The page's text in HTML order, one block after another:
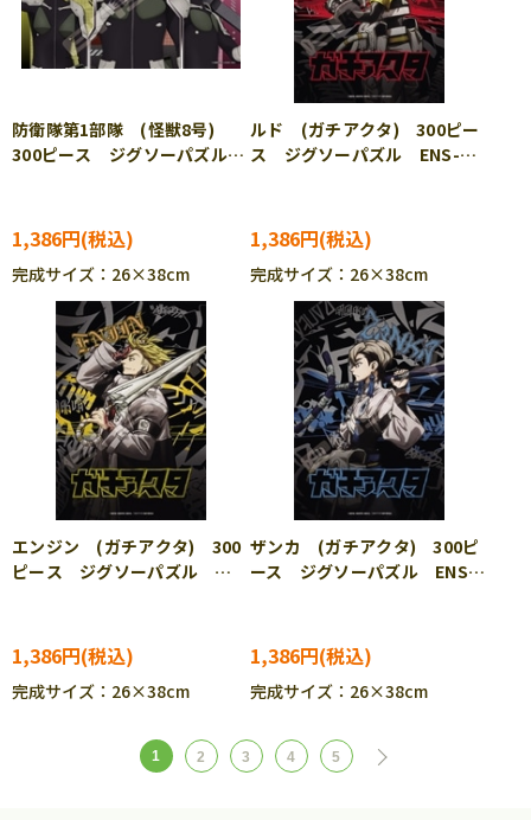
防衛隊第1部隊 (怪獣8号)
300ピース ジグソーパズル
1,386円
完成サイズ：26×38cm
ルド (ガチアクタ) 300ピー
ス ジグソーパズル ENS-
1,386円
完成サイズ：26×38cm
エンジン (ガチアクタ) 300
ピース ジグソーパズル
1,386円
完成サイズ：26×38cm
ザンカ (ガチアクタ) 300ピ
ース ジグソーパズル ENS-
1,386円
完成サイズ：26×38cm
1 2 3 4 5